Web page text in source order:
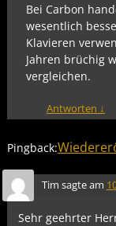
Bei Carbon
wesentlich
Klavieren
Jahren brüchig
vergleichen.
Antworten ↓
Pingback:
Tim sagte am
Sehr geehrter